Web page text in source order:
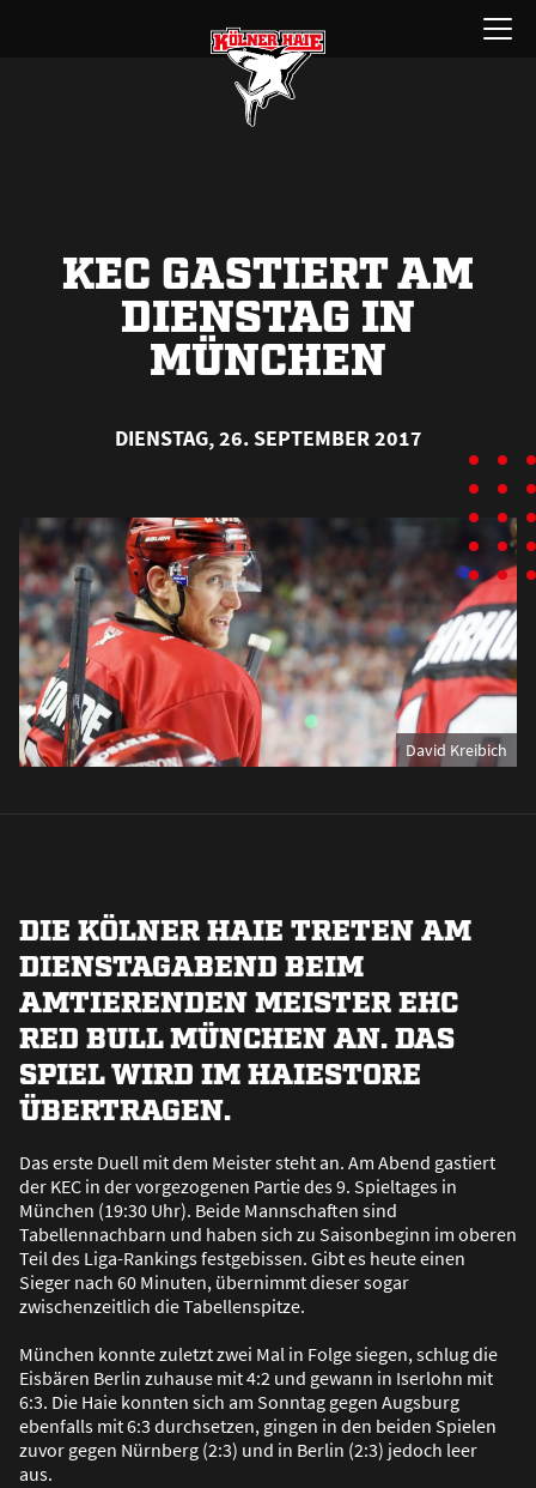
Menü
öffnen
KEC GASTIERT AM
DIENSTAG IN
MÜNCHEN
DIENSTAG, 26. SEPTEMBER 2017
David Kreibich
DIE KÖLNER HAIE TRETEN AM
DIENSTAGABEND BEIM
AMTIERENDEN MEISTER EHC
RED BULL MÜNCHEN AN. DAS
SPIEL WIRD IM HAIESTORE
ÜBERTRAGEN.
Das erste Duell mit dem Meister steht an. Am Abend gastiert
der KEC in der vorgezogenen Partie des 9. Spieltages in
München (19:30 Uhr). Beide Mannschaften sind
Tabellennachbarn und haben sich zu Saisonbeginn im oberen
Teil des Liga-Rankings festgebissen. Gibt es heute einen
Sieger nach 60 Minuten, übernimmt dieser sogar
zwischenzeitlich die Tabellenspitze.
München konnte zuletzt zwei Mal in Folge siegen, schlug die
Eisbären Berlin zuhause mit 4:2 und gewann in Iserlohn mit
6:3. Die Haie konnten sich am Sonntag gegen Augsburg
ebenfalls mit 6:3 durchsetzen, gingen in den beiden Spielen
zuvor gegen Nürnberg (2:3) und in Berlin (2:3) jedoch leer
aus.